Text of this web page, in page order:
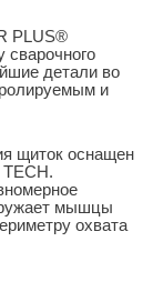
PLUS®
сварочного
детали во
и
щиток оснащен
мышцы
охвата